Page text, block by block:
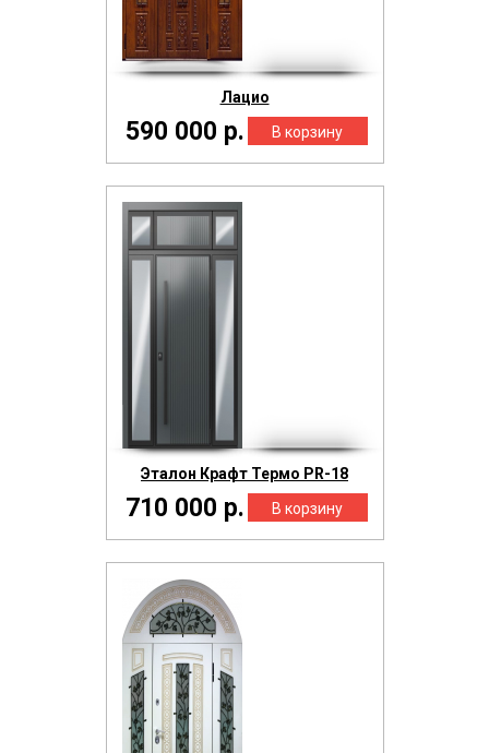
Лацио
590 000 р.
Эталон Крафт Термо PR-18
710 000 р.